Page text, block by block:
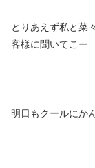
とりあえず私と菜
客様に聞いてこー
明日もクールにか